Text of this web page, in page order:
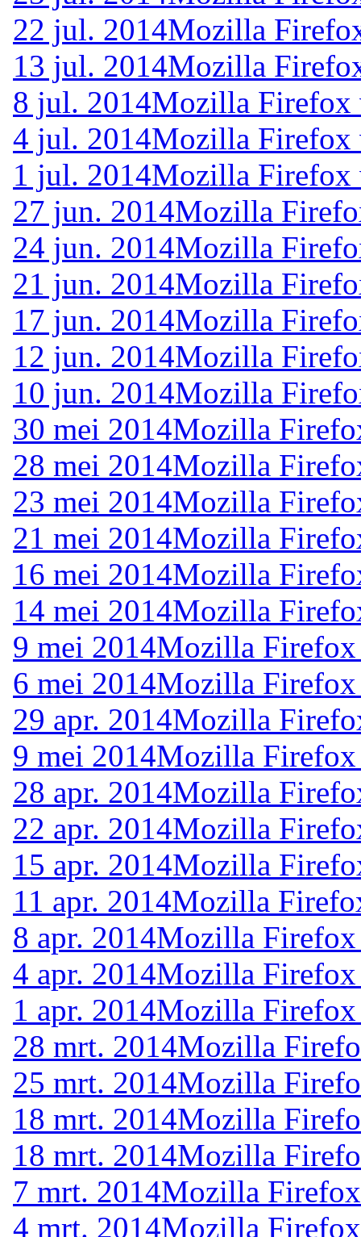
22 jul. 2014Mozilla
13 jul. 2014Mozilla
8 jul. 2014Mozilla Firefox
4 jul. 2014Mozilla Firefox
1 jul. 2014Mozilla Firefox
27 jun. 2014Mozilla
24 jun. 2014Mozilla
21 jun. 2014Mozilla
17 jun. 2014Mozilla
12 jun. 2014Mozilla
10 jun. 2014Mozilla
30 mei 2014Mozilla
28 mei 2014Mozilla
23 mei 2014Mozilla
21 mei 2014Mozilla
16 mei 2014Mozilla
14 mei 2014Mozilla
9 mei 2014Mozilla Firefox
6 mei 2014Mozilla Firefox
29 apr. 2014Mozilla
9 mei 2014Mozilla
28 apr. 2014Mozilla
22 apr. 2014Mozilla
15 apr. 2014Mozilla
11 apr. 2014Mozilla
8 apr. 2014Mozilla Firefox
4 apr. 2014Mozilla Firefox
1 apr. 2014Mozilla Firefox
28 mrt. 2014Mozilla
25 mrt. 2014Mozilla
18 mrt. 2014Mozilla
18 mrt. 2014Mozilla
7 mrt. 2014Mozilla
4 mrt. 2014Mozilla